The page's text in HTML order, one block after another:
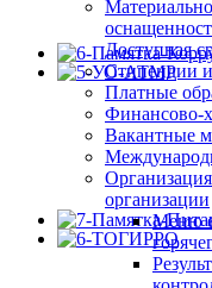
Доступная
Стипендии
Платные
Финансово-
Вакантные
организации
Меню